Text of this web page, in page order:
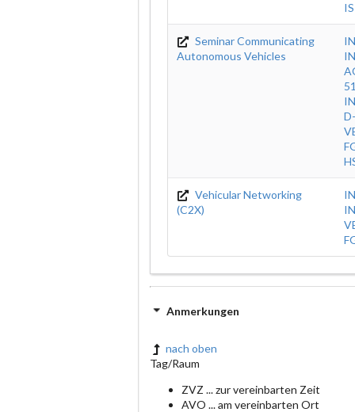
Seminar Communicating
Autonomous Vehicles
Vehicular Networking
(C2X)
Anmerkungen
nach oben
Tag/Raum
ZVZ ... zur vereinbarten Zeit
AVO ... am vereinbarten Ort